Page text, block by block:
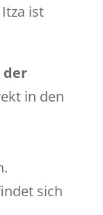
ist
der
in den
sich